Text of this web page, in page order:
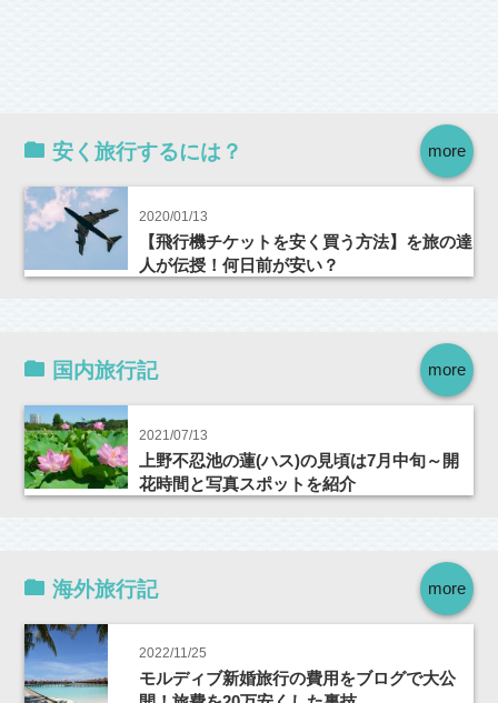
more
安く旅行するには？
2020/01/13
【飛行機チケットを安く買う方法】を旅の達
人が伝授！何日前が安い？
more
国内旅行記
2021/07/13
上野不忍池の蓮(ハス)の見頃は7月中旬～開
花時間と写真スポットを紹介
more
海外旅行記
2022/11/25
モルディブ新婚旅行の費用をブログで大公